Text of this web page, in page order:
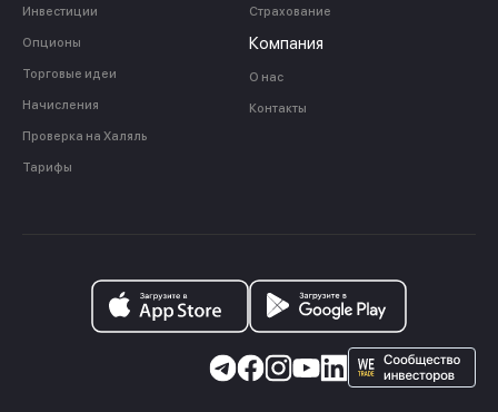
Инвестиции
Опционы
Торговые идеи
Начисления
Проверка на Халяль
Тарифы
Страхование
Компания
О нас
Контакты